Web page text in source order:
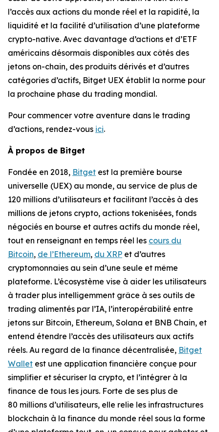
l’accès aux actions du monde réel et la rapidité, la
liquidité et la facilité d’utilisation d’une plateforme
crypto-native. Avec davantage d’actions et d’ETF
américains désormais disponibles aux côtés des
jetons on-chain, des produits dérivés et d’autres
catégories d’actifs, Bitget UEX établit la norme pour
la prochaine phase du trading mondial.
Pour commencer votre aventure dans le trading
d’actions, rendez-vous ici.
À propos de Bitget
Fondée en 2018, Bitget est la première bourse
universelle (UEX) au monde, au service de plus de
120 millions d’utilisateurs et facilitant l’accès à des
millions de jetons crypto, actions tokenisées, fonds
négociés en bourse et autres actifs du monde réel,
tout en renseignant en temps réel les cours du
Bitcoin, de l’Ethereum, du XRP et d’autres
cryptomonnaies au sein d’une seule et même
plateforme. L’écosystème vise à aider les utilisateurs
à trader plus intelligemment grâce à ses outils de
trading alimentés par l’IA, l’interopérabilité entre
jetons sur Bitcoin, Ethereum, Solana et BNB Chain, et
entend étendre l’accès des utilisateurs aux actifs
réels. Au regard de la finance décentralisée, Bitget
Wallet est une application financière conçue pour
simplifier et sécuriser la crypto, et l’intégrer à la
finance de tous les jours. Forte de ses plus de
80 millions d’utilisateurs, elle relie les infrastructures
blockchain à la finance du monde réel sous la forme